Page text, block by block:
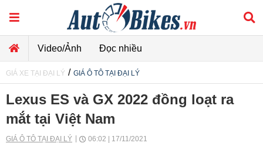
Video/Ảnh Đọc nhiều
GIÁ XE TẠI ĐẠI LÝ / GIÁ Ô TÔ TẠI ĐẠI LÝ
Lexus ES và GX 2022 đồng loạt ra
mắt tại Việt Nam
GIÁ Ô TÔ TẠI ĐẠI LÝ 06:02 | 17/11/2021